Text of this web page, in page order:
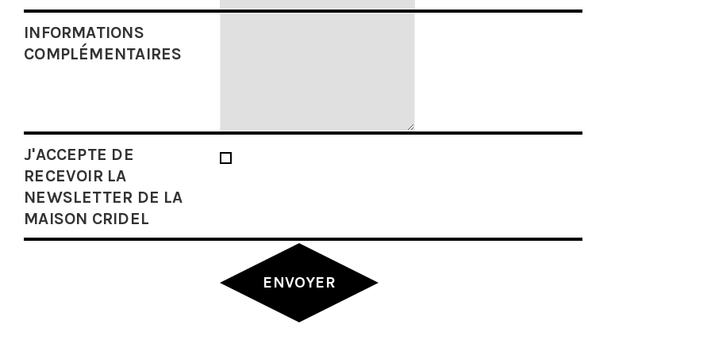
INFORMATIONS
COMPLÉMENTAIRES
J'ACCEPTE DE
RECEVOIR LA
NEWSLETTER DE LA
MAISON CRIDEL